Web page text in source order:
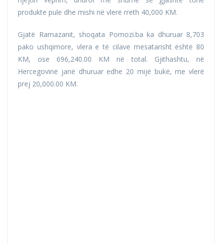
produkte pule dhe mishi në vlerë rreth 40,000 KM.
Gjatë Ramazanit, shoqata Pomozi.ba ka dhuruar 8,703
pako ushqimore, vlera e të cilave mesatarisht është 80
KM, ose 696,240.00 KM në total. Gjithashtu, në
Hercegovinë janë dhuruar edhe 20 mijë bukë, me vlerë
prej 20,000.00 KM.